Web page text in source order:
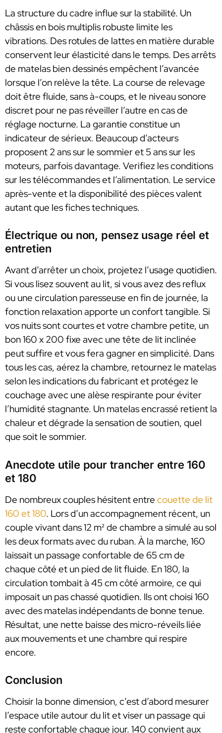
La structure du cadre influe sur la stabilité. Un
châssis en bois multiplis robuste limite les
vibrations. Des rotules de lattes en matière durable
conservent leur élasticité dans le temps. Des arrêts
de matelas bien dessinés empêchent l’avancée
lorsque l’on relève la tête. La course de relevage
doit être fluide, sans à-coups, et le niveau sonore
discret pour ne pas réveiller l’autre en cas de
réglage nocturne. La garantie constitue un
indicateur de sérieux. Beaucoup d’acteurs
proposent 2 ans sur le sommier et 5 ans sur les
moteurs, parfois davantage. Verifiez les conditions
sur les télécommandes et l’alimentation. Le service
après-vente et la disponibilité des pièces valent
autant que les fiches techniques.
Électrique ou non, pensez usage réel et
entretien
Avant d’arrêter un choix, projetez l’usage quotidien.
Si vous lisez souvent au lit, si vous avez des reflux
ou une circulation paresseuse en fin de journée, la
fonction relaxation apporte un confort tangible. Si
vos nuits sont courtes et votre chambre petite, un
bon 160 x 200 fixe avec une tête de lit inclinée
peut suffire et vous fera gagner en simplicité. Dans
tous les cas, aérez la chambre, retournez le matelas
selon les indications du fabricant et protégez le
couchage avec une alèse respirante pour éviter
l’humidité stagnante. Un matelas encrassé retient la
chaleur et dégrade la sensation de soutien, quel
que soit le sommier.
Anecdote utile pour trancher entre 160
et 180
De nombreux couples hésitent entre couette de lit
160 et 180. Lors d’un accompagnement récent, un
couple vivant dans 12 m² de chambre a simulé au sol
les deux formats avec du ruban. À la marche, 160
laissait un passage confortable de 65 cm de
chaque côté et un pied de lit fluide. En 180, la
circulation tombait à 45 cm côté armoire, ce qui
imposait un pas chassé quotidien. Ils ont choisi 160
avec des matelas indépendants de bonne tenue.
Résultat, une nette baisse des micro-réveils liée
aux mouvements et une chambre qui respire
encore.
Conclusion
Choisir la bonne dimension, c’est d’abord mesurer
l’espace utile autour du lit et viser un passage qui
reste confortable chaque jour. 140 convient aux